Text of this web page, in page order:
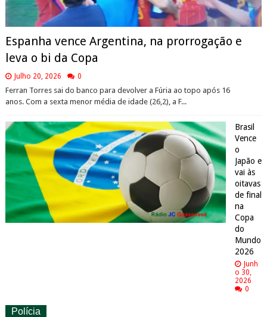
Espanha vence Argentina, na prorrogação e
leva o bi da Copa
Julho 20, 2026 0
Ferran Torres sai do banco para devolver a Fúria ao topo após 16
anos. Com a sexta menor média de idade (26,2), a F...
Brasil
Vence
o
Japão e
vai às
oitavas
de final
na
Copa
do
Mundo
2026
Junh
o 30,
2026
0
Polícia